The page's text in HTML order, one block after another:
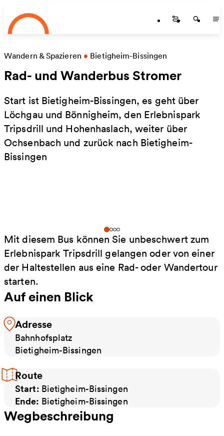
Zum Hauptinhalt springen
Startseite
Wandern & Spazieren • Bietigheim-Bissingen
Rad- und Wanderbus Stromer
Start ist Bietigheim-Bissingen, es geht über
Löchgau und Bönnigheim, den Erlebnispark
Tripsdrill und Hohenhaslach, weiter über
Ochsenbach und zurück nach Bietigheim-
Bissingen
Mit diesem Bus können Sie unbeschwert zum
Erlebnispark Tripsdrill gelangen oder von einer
der Haltestellen aus eine Rad- oder Wandertour
starten.
Auf einen Blick
Adresse
Bahnhofsplatz
Bietigheim-Bissingen
Route
Start: Bietigheim-Bissingen
Ende: Bietigheim-Bissingen
Wegbeschreibung